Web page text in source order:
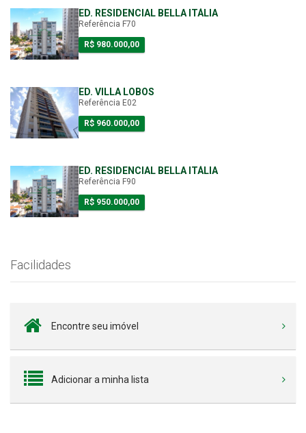
ED. RESIDENCIAL BELLA ITÁLIA
Referência F70
R$ 980.000,00
ED. VILLA LOBOS
Referência E02
R$ 960.000,00
ED. RESIDENCIAL BELLA ITÁLIA
Referência F90
R$ 950.000,00
Facilidades
Encontre seu imóvel
Adicionar a minha lista